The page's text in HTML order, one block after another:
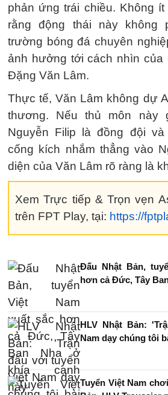
phản ứng trái chiều. Không
rằng động thái này không
trường bóng đá chuyên
ảnh hưởng tới cách nhìn của
Đặng Văn Lâm.
Thực tế, Văn Lâm không dự
thương. Nếu thủ môn này
Nguyễn Filip là đồng đội
cống kích nhắm thẳng vào
diện của Văn Lâm rõ ràng là
Xem Trực tiếp & Trọn vẹn
trên FPT Play, tại: https://
Đấu Nhật Bản,
hơn cả Đức, Tây
HLV Nhật Bản:
Nam dạy chúng tôi
Tuyển Việt Nam